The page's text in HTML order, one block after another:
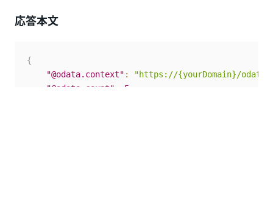
応答本文
{
"@odata.context" :
"https://{yourDomain}/odata/
"@odata.count"
5